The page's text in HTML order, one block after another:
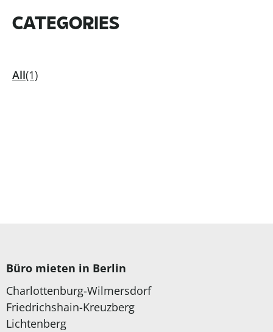
CATEGORIES
All(1)
Büro mieten in Berlin
Charlottenburg-Wilmersdorf
Friedrichshain-Kreuzberg
Lichtenberg